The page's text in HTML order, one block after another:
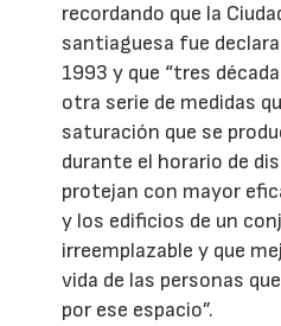
recordando que la
santiaguesa fue
1993 y que “tres
otra serie de medidas
saturación que se
durante el horario de
protejan con mayor
y los edificios de un
irreemplazable y que
vida de las personas
por ese espacio”.